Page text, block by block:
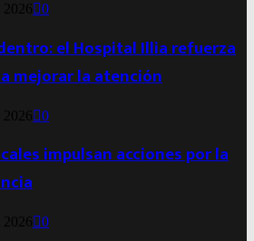
2026 0
el Hospital Illia refuerza
mejorar la atención
2026 0
impulsan acciones por la
2026 0